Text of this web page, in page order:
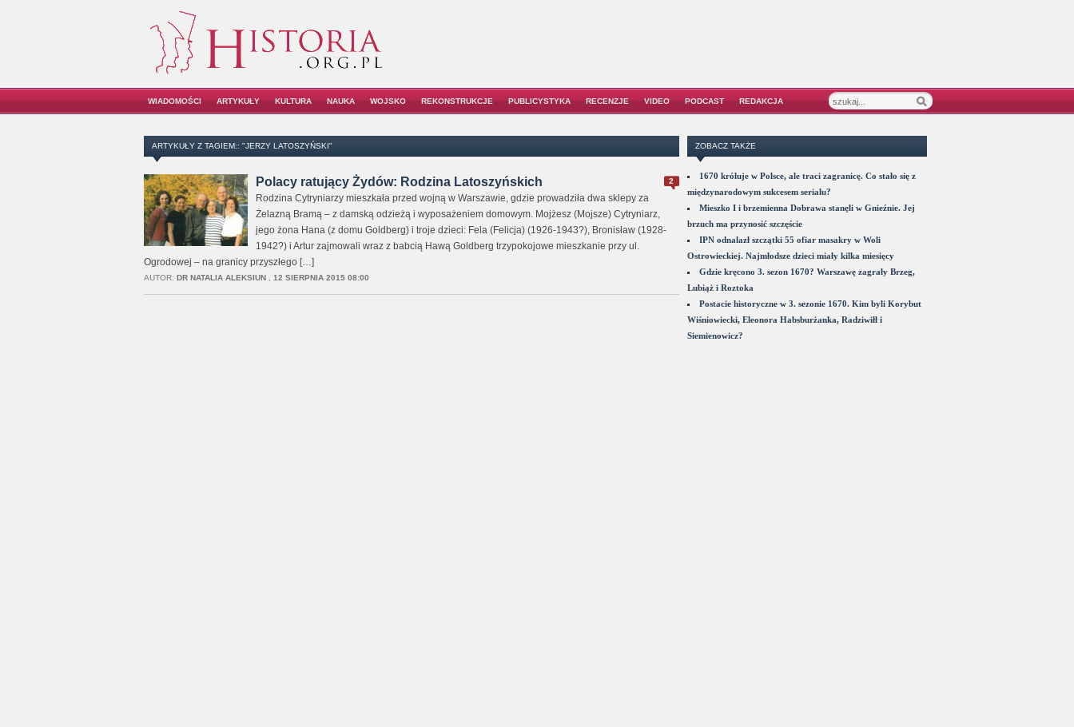
WIADOMOŚCI ARTYKUŁY KULTURA NAUKA WOJSKO REKONSTRUKCJE PUBLICYSTYKA RECENZJE VIDEO PODCAST REDAKCJA
ARTYKUŁY Z TAGIEM:: "JERZY LATOSZYŃSKI"
2
Polacy ratujący Żydów: Rodzina Latoszyńskich
Rodzina Cytryniarzy mieszkała przed wojną w Warszawie, gdzie prowadziła dwa sklepy za
Żelazną Bramą – z damską odzieżą i wyposażeniem domowym. Mojżesz (Mojsze) Cytryniarz,
jego żona Hana (z domu Goldberg) i troje dzieci: Fela (Felicja) (1926-1943?), Bronisław (1928-
1942?) i Artur zajmowali wraz z babcią Hawą Goldberg trzypokojowe mieszkanie przy ul.
Ogrodowej – na granicy przyszłego […]
AUTOR: DR NATALIA ALEKSIUN, 12 SIERPNIA 2015 08:00
ZOBACZ TAKŻE
1670 króluje w Polsce, ale traci zagranicę. Co stało się z
międzynarodowym sukcesem serialu?
Mieszko I i brzemienna Dobrawa stanęli w Gnieźnie. Jej
brzuch ma przynosić szczęście
IPN odnalazł szczątki 55 ofiar masakry w Woli
Ostrowieckiej. Najmłodsze dzieci miały kilka miesięcy
Gdzie kręcono 3. sezon 1670? Warszawę zagrały Brzeg,
Lubiąż i Roztoka
Postacie historyczne w 3. sezonie 1670. Kim byli Korybut
Wiśniowiecki, Eleonora Habsburżanka, Radziwiłł i
Siemienowicz?